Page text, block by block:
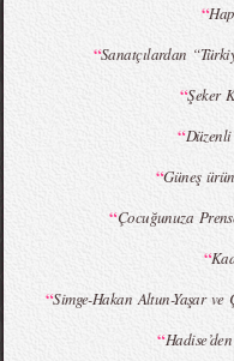
MBFWI - Giray Sepin 2015 Yaz
“
“Sanatçılardan
“Şeker
“
“Güneş
“Çocuğunuza
“
“Simge-Hakan Altun-Yaşar
“